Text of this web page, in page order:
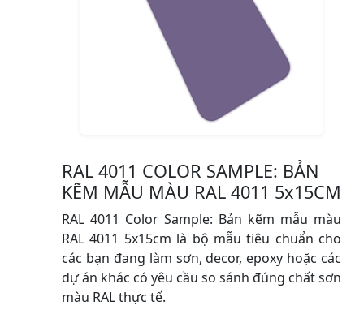
RAL 4011 COLOR SAMPLE: BẢN
KẼM MẪU MÀU RAL 4011 5x15CM
RAL 4011 Color Sample: Bản kẽm mẫu màu
RAL 4011 5x15cm là bộ mẫu tiêu chuẩn cho
các bạn đang làm sơn, decor, epoxy hoặc các
dự án khác có yêu cầu so sánh đúng chất sơn
màu RAL thực tế.